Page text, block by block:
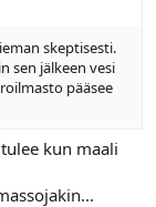
skeptisesti.
sen jälkeen vesi
pääsee
kun maali